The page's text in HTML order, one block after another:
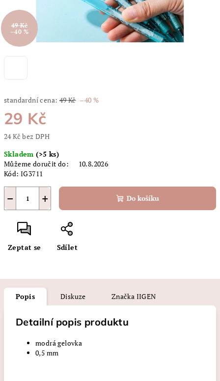
standardní cena: 49 Kč –40 %
29 Kč
24 Kč bez DPH
cena:
Skladem(>5 ks)
Můžeme doručit do:
10.8.2026
Kód: IG3711
+
− Do košíku
Zeptat se Sdílet
49 Kč
–40 %
Popis Diskuze Značka IIGEN
Detailní popis produktu
modrá gelovka
0,5 mm